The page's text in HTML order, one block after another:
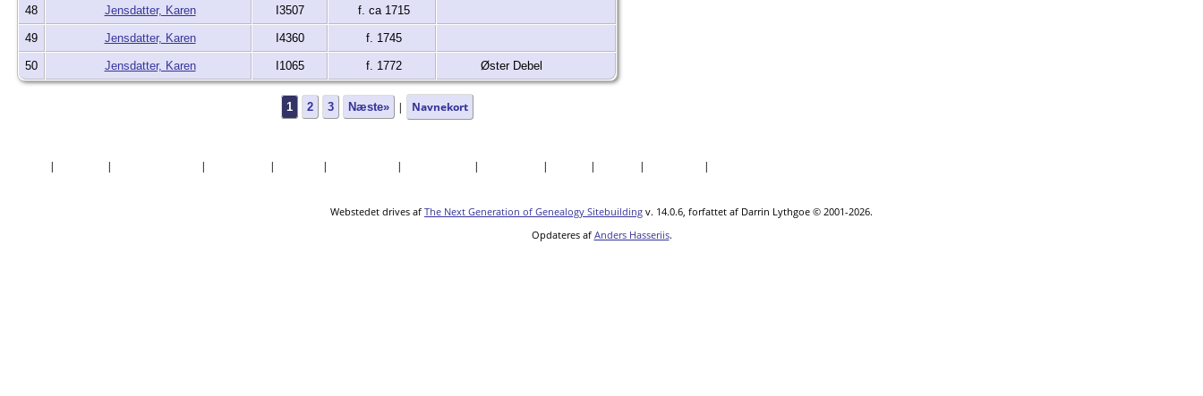
48 Jensdatter, Karen I3507 f. ca 1715
49 Jensdatter, Karen I4360 f. 1745
50 Jensdatter, Karen I1065 f. 1772 Øster Debel
1 2 3 Næste» | Navnekort
| | | | | | | | | | |
Webstedet drives af The Next Generation of Genealogy Sitebuilding v. 14.0.6, forfattet af Darrin Lythgoe © 2001-2026.
Opdateres af Anders Hasseriis.